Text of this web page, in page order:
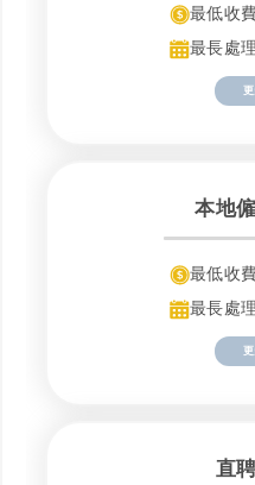
最低收
最長處
本地
最低收
最長處
直